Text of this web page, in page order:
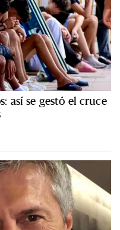
así se gestó el cruce